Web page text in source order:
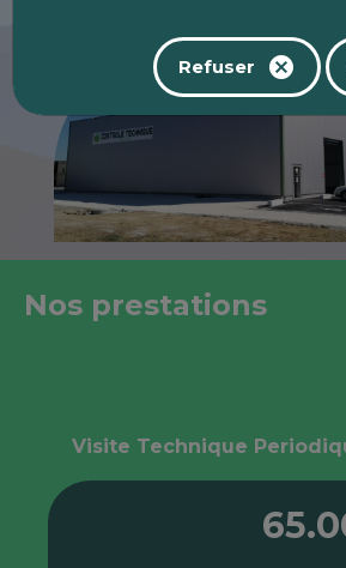
Refuser
Nos prestations
Visite Technique